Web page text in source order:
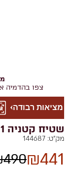
שטיח קטניה CAT01 | שטיח חוץ
מק"ט: 144687
490₪441
צפו בהדמיה
מציאות רבודה